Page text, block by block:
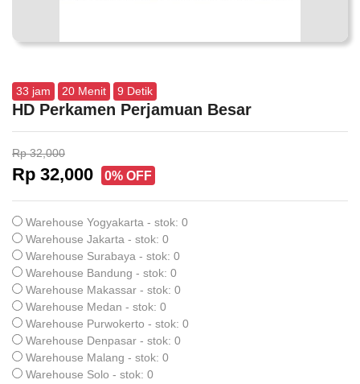
33 jam 20 Menit 8 Detik
HD Perkamen Perjamuan Besar
Rp 32,000
Rp 32,000 0% OFF
Warehouse Yogyakarta - stok: 0
Warehouse Jakarta - stok: 0
Warehouse Surabaya - stok: 0
Warehouse Bandung - stok: 0
Warehouse Makassar - stok: 0
Warehouse Medan - stok: 0
Warehouse Purwokerto - stok: 0
Warehouse Denpasar - stok: 0
Warehouse Malang - stok: 0
Warehouse Solo - stok: 0